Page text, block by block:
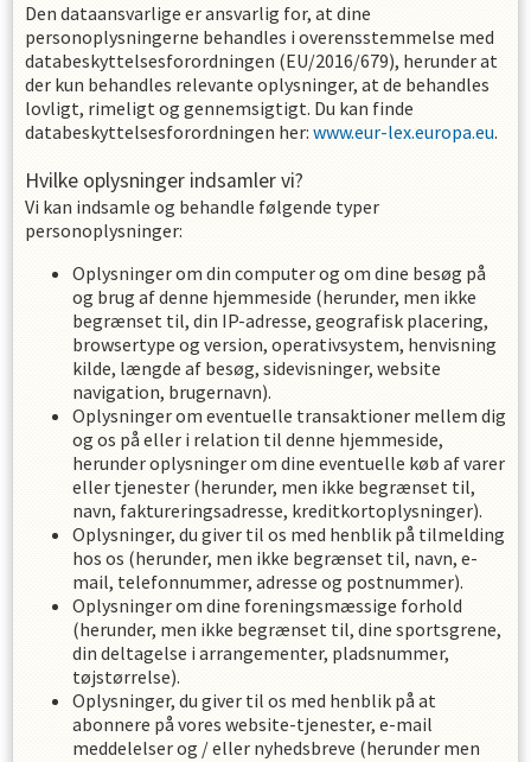
Den dataansvarlige er ansvarlig for, at dine
personoplysningerne behandles i overensstemmelse med
databeskyttelsesforordningen (EU/2016/679), herunder at
der kun behandles relevante oplysninger, at de behandles
lovligt, rimeligt og gennemsigtigt. Du kan finde
databeskyttelsesforordningen her: www.eur-lex.europa.eu.
Hvilke oplysninger indsamler vi?
Vi kan indsamle og behandle følgende typer
personoplysninger:
Oplysninger om din computer og om dine besøg på
og brug af denne hjemmeside (herunder, men ikke
begrænset til, din IP-adresse, geografisk placering,
browsertype og version, operativsystem, henvisning
kilde, længde af besøg, sidevisninger, website
navigation, brugernavn).
Oplysninger om eventuelle transaktioner mellem dig
og os på eller i relation til denne hjemmeside,
herunder oplysninger om dine eventuelle køb af varer
eller tjenester (herunder, men ikke begrænset til,
navn, faktureringsadresse, kreditkortoplysninger).
Oplysninger, du giver til os med henblik på tilmelding
hos os (herunder, men ikke begrænset til, navn, e-
mail, telefonnummer, adresse og postnummer).
Oplysninger om dine foreningsmæssige forhold
(herunder, men ikke begrænset til, dine sportsgrene,
din deltagelse i arrangementer, pladsnummer,
tøjstørrelse).
Oplysninger, du giver til os med henblik på at
abonnere på vores website-tjenester, e-mail
meddelelser og / eller nyhedsbreve (herunder men